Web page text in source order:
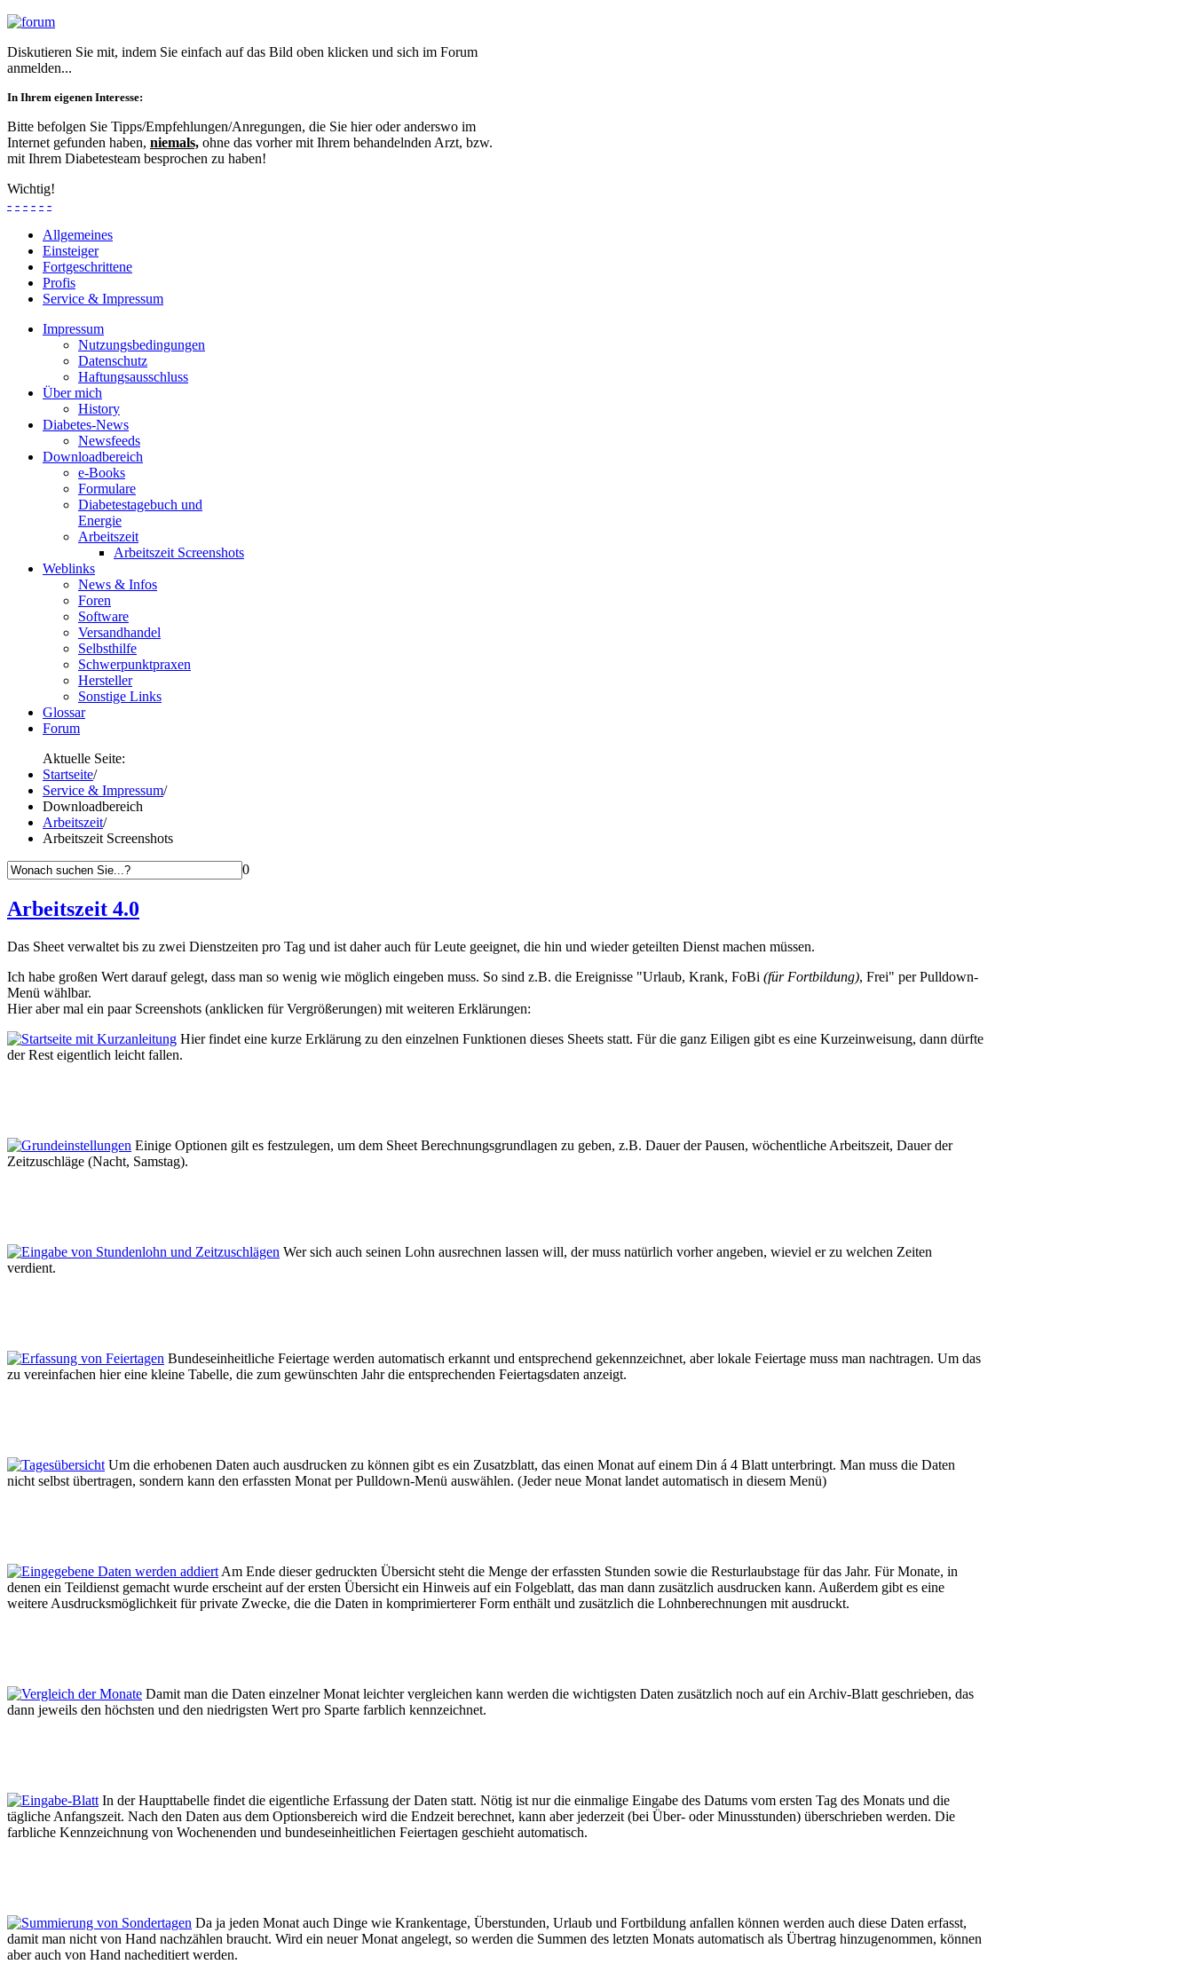
Diskutieren Sie mit, indem Sie einfach auf das Bild oben klicken und sich im Forum
anmelden...
In Ihrem eigenen Interesse:
Bitte befolgen Sie Tipps/Empfehlungen/Anregungen, die Sie hier oder anderswo im
Internet gefunden haben, niemals, ohne das vorher mit Ihrem behandelnden Arzt, bzw.
mit Ihrem Diabetesteam besprochen zu haben!
Wichtig!
- - - - - -
Allgemeines
Einsteiger
Fortgeschrittene
Profis
Service & Impressum
Impressum
Nutzungsbedingungen
Datenschutz
Haftungsausschluss
Über mich
History
Diabetes-News
Newsfeeds
Downloadbereich
e-Books
Formulare
Diabetestagebuch und
Energie
Arbeitszeit
Arbeitszeit Screenshots
Weblinks
News & Infos
Foren
Software
Versandhandel
Selbsthilfe
Schwerpunktpraxen
Hersteller
Sonstige Links
Glossar
Forum
Aktuelle Seite:
Startseite/
Service & Impressum/
Downloadbereich
Arbeitszeit/
Arbeitszeit Screenshots
0
Arbeitszeit 4.0
Das Sheet verwaltet bis zu zwei Dienstzeiten pro Tag und ist daher auch für Leute geeignet, die hin und wieder geteilten Dienst machen müssen.
Ich habe großen Wert darauf gelegt, dass man so wenig wie möglich eingeben muss. So sind z.B. die Ereignisse "Urlaub, Krank, FoBi (für Fortbildung), Frei" per Pulldown-
Menü wählbar.
Hier aber mal ein paar Screenshots (anklicken für Vergrößerungen) mit weiteren Erklärungen:
Hier findet eine kurze Erklärung zu den einzelnen Funktionen dieses Sheets statt. Für die ganz Eiligen gibt es eine Kurzeinweisung, dann dürfte
der Rest eigentlich leicht fallen.
Einige Optionen gilt es festzulegen, um dem Sheet Berechnungsgrundlagen zu geben, z.B. Dauer der Pausen, wöchentliche Arbeitszeit, Dauer der
Zeitzuschläge (Nacht, Samstag).
Wer sich auch seinen Lohn ausrechnen lassen will, der muss natürlich vorher angeben, wieviel er zu welchen Zeiten
verdient.
Bundeseinheitliche Feiertage werden automatisch erkannt und entsprechend gekennzeichnet, aber lokale Feiertage muss man nachtragen. Um das
zu vereinfachen hier eine kleine Tabelle, die zum gewünschten Jahr die entsprechenden Feiertagsdaten anzeigt.
Um die erhobenen Daten auch ausdrucken zu können gibt es ein Zusatzblatt, das einen Monat auf einem Din á 4 Blatt unterbringt. Man muss die Daten
nicht selbst übertragen, sondern kann den erfassten Monat per Pulldown-Menü auswählen. (Jeder neue Monat landet automatisch in diesem Menü)
Am Ende dieser gedruckten Übersicht steht die Menge der erfassten Stunden sowie die Resturlaubstage für das Jahr. Für Monate, in
denen ein Teildienst gemacht wurde erscheint auf der ersten Übersicht ein Hinweis auf ein Folgeblatt, das man dann zusätzlich ausdrucken kann. Außerdem gibt es eine
weitere Ausdrucksmöglichkeit für private Zwecke, die die Daten in komprimierterer Form enthält und zusätzlich die Lohnberechnungen mit ausdruckt.
Damit man die Daten einzelner Monat leichter vergleichen kann werden die wichtigsten Daten zusätzlich noch auf ein Archiv-Blatt geschrieben, das
dann jeweils den höchsten und den niedrigsten Wert pro Sparte farblich kennzeichnet.
In der Haupttabelle findet die eigentliche Erfassung der Daten statt. Nötig ist nur die einmalige Eingabe des Datums vom ersten Tag des Monats und die
tägliche Anfangszeit. Nach den Daten aus dem Optionsbereich wird die Endzeit berechnet, kann aber jederzeit (bei Über- oder Minusstunden) überschrieben werden. Die
farbliche Kennzeichnung von Wochenenden und bundeseinheitlichen Feiertagen geschieht automatisch.
Da ja jeden Monat auch Dinge wie Krankentage, Überstunden, Urlaub und Fortbildung anfallen können werden auch diese Daten erfasst,
damit man nicht von Hand nachzählen braucht. Wird ein neuer Monat angelegt, so werden die Summen des letzten Monats automatisch als Übertrag hinzugenommen, können
aber auch von Hand nacheditiert werden.